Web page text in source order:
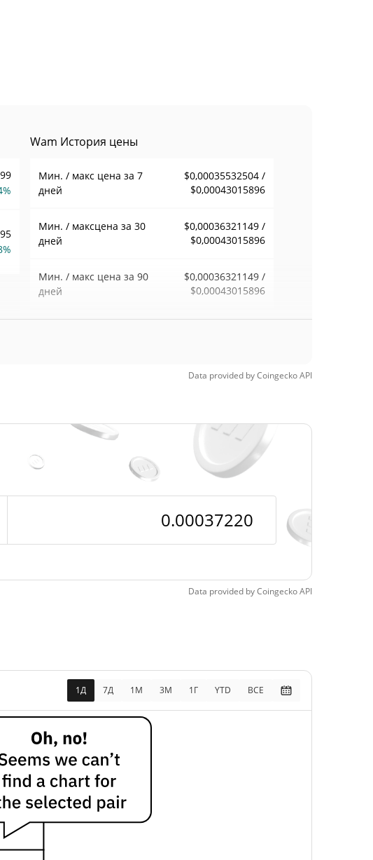
Wam История цены
Мин. / макс цена за 7
дней
$0,00035532504 /
$0,00043015896
Мин. / максцена за 30
дней
$0,00036321149 /
$0,00043015896
Мин. / макс цена за 90
дней
$0,00036321149 /
$0,00043015896
$0,194038
Исторический мин.
назад)
$0,00023362
59.32%
Data provided byCoingeckoAPI
Data provided byCoingeckoAPI
1Д 7Д 1М 3M 1Г YTD ВСЕ